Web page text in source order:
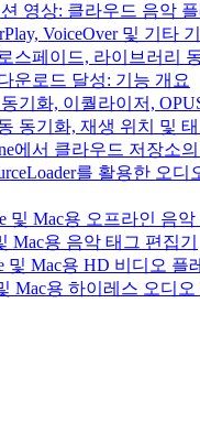
영상: 클라우드 음악
VoiceOver 및 기타
스페이드, 라이브러리
운로드 달성: 기능 개요
기화, 이퀄라이저,
동기화, 재생 위치 및
에서 클라우드 저장소
를 활용한 오디
및 Mac용 오프라인 음
Mac용 음악 태그 편집기
및 Mac용 HD 비디오 플
Mac용 하이레스 오디